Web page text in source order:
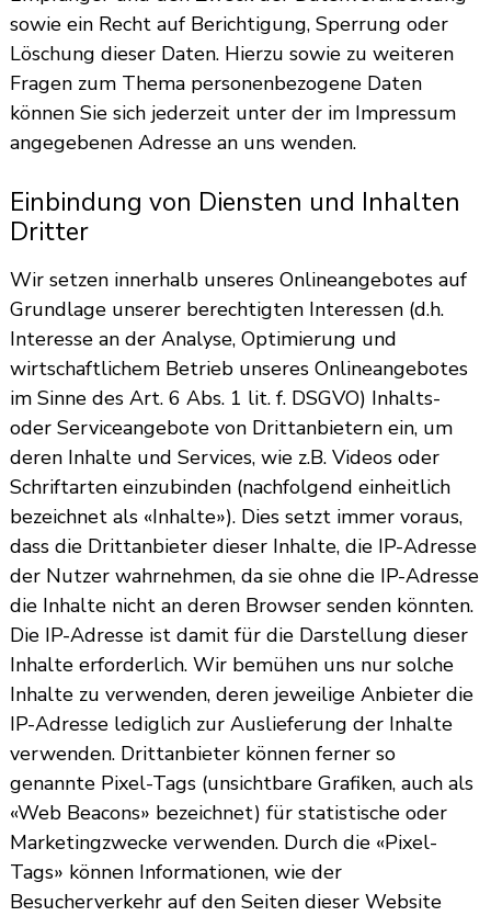
sowie ein Recht auf Berichtigung, Sperrung oder
Löschung dieser Daten. Hierzu sowie zu weiteren
Fragen zum Thema personenbezogene Daten
können Sie sich jederzeit unter der im Impressum
angegebenen Adresse an uns wenden.
Einbindung von Diensten und Inhalten
Dritter
Wir setzen innerhalb unseres Onlineangebotes auf
Grundlage unserer berechtigten Interessen (d.h.
Interesse an der Analyse, Optimierung und
wirtschaftlichem Betrieb unseres Onlineangebotes
im Sinne des Art. 6 Abs. 1 lit. f. DSGVO) Inhalts-
oder Serviceangebote von Drittanbietern ein, um
deren Inhalte und Services, wie z.B. Videos oder
Schriftarten einzubinden (nachfolgend einheitlich
bezeichnet als «Inhalte»). Dies setzt immer voraus,
dass die Drittanbieter dieser Inhalte, die IP-Adresse
der Nutzer wahrnehmen, da sie ohne die IP-Adresse
die Inhalte nicht an deren Browser senden könnten.
Die IP-Adresse ist damit für die Darstellung dieser
Inhalte erforderlich. Wir bemühen uns nur solche
Inhalte zu verwenden, deren jeweilige Anbieter die
IP-Adresse lediglich zur Auslieferung der Inhalte
verwenden. Drittanbieter können ferner so
genannte Pixel-Tags (unsichtbare Grafiken, auch als
«Web Beacons» bezeichnet) für statistische oder
Marketingzwecke verwenden. Durch die «Pixel-
Tags» können Informationen, wie der
Besucherverkehr auf den Seiten dieser Website